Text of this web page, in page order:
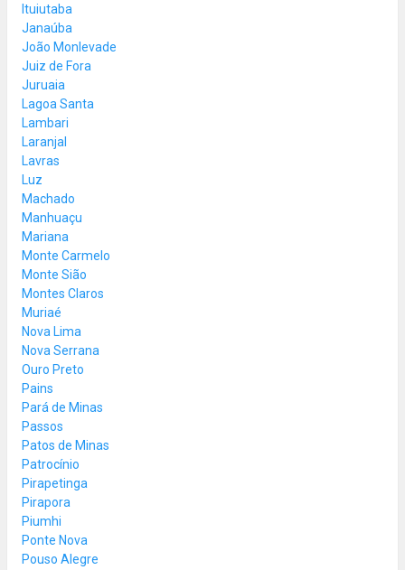
Ituiutaba
Janaúba
João Monlevade
Juiz de Fora
Juruaia
Lagoa Santa
Lambari
Laranjal
Lavras
Luz
Machado
Manhuaçu
Mariana
Monte Carmelo
Monte Sião
Montes Claros
Muriaé
Nova Lima
Nova Serrana
Ouro Preto
Pains
Pará de Minas
Passos
Patos de Minas
Patrocínio
Pirapetinga
Pirapora
Piumhi
Ponte Nova
Pouso Alegre